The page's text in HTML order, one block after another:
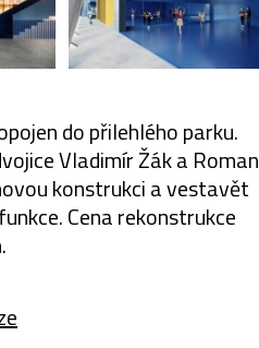
do přilehlého parku.
Vladimír Žák a Roman
konstrukci a vestavět
Cena rekonstrukce